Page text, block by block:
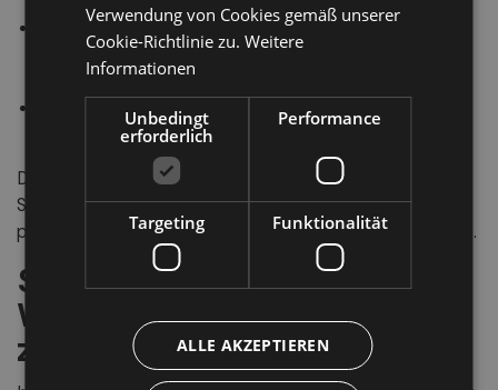
Orange Route (im Uhrzeigersinn): besonders
eindrucksvoll mit höher gelegenen Pisten und
Postkartenpanoramen.
Grüne Route (gegen den Uhrzeigersinn)
mehr Pistenvielfalt – ideal für Entdecker.
Dank des
Dolomiti Superski
, eines der größten
Skigebiete der Welt, ist die Sellaronda stets bestens
präpariert und bereit für unvergessliche Tage im Schnee.
Sellarondaim Sommer:
Wandern und Biken
zwischen Dolomitengipfeln
Verwendung von Cookies gemäß unserer
Cookie-Richtlinie zu. Weitere
Informationen
Unbedingt
erforderlich
Performance
Targeting Funktionalität
ALLE AKZEPTIEREN